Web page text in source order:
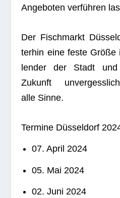
Ange­bo­ten ver­füh­ren
Der Fisch­markt
ter­hin eine feste
len­der der Stadt
Zukunft
alle Sinne.
Ter­mine Düs­sel­dorf
07. April 2024
05. Mai 2024
02. Juni 2024